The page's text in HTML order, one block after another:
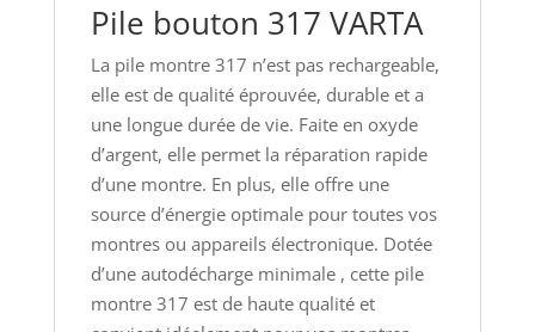
Pile bouton 317 VARTA
La pile montre 317 n’est pas rechargeable,
elle est de qualité éprouvée, durable et a
une longue durée de vie. Faite en oxyde
d’argent, elle permet la réparation rapide
d’une montre. En plus, elle offre une
source d’énergie optimale pour toutes vos
montres ou appareils électronique. Dotée
d’une autodécharge minimale , cette pile
montre 317 est de haute qualité et